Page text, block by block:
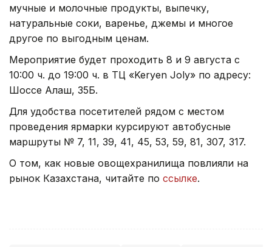
мучные и молочные продукты, выпечку,
натуральные соки, варенье, джемы и многое
другое по выгодным ценам.
Мероприятие будет проходить 8 и 9 августа с
10:00 ч. до 19:00 ч. в ТЦ «Keryen Joly» по адресу:
Шоссе Алаш, 35Б.
Для удобства посетителей рядом с местом
проведения ярмарки курсируют автобусные
маршруты № 7, 11, 39, 41, 45, 53, 59, 81, 307, 317.
О том, как новые овощехранилища повлияли на
рынок Казахстана, читайте по ссылке.